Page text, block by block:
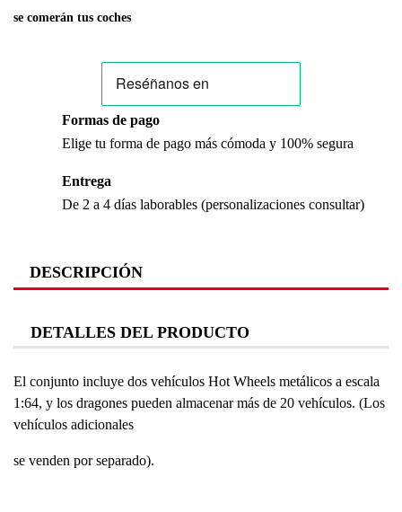
se comerán tus coches
Formas de pago
Elige tu forma de pago más cómoda y 100% segura
Entrega
De 2 a 4 días laborables (personalizaciones consultar)
DESCRIPCIÓN
DETALLES DEL PRODUCTO
El conjunto incluye dos vehículos Hot Wheels metálicos a escala
1:64, y los dragones pueden almacenar más de 20 vehículos. (Los
vehículos adicionales
se venden por separado).